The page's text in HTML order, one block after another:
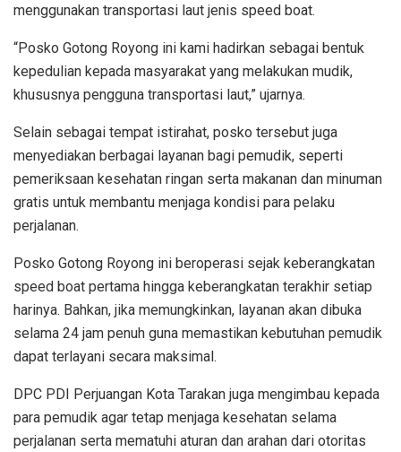
menggunakan transportasi laut jenis speed boat.
“Posko Gotong Royong ini kami hadirkan sebagai bentuk
kepedulian kepada masyarakat yang melakukan mudik,
khususnya pengguna transportasi laut,” ujarnya.
Selain sebagai tempat istirahat, posko tersebut juga
menyediakan berbagai layanan bagi pemudik, seperti
pemeriksaan kesehatan ringan serta makanan dan minuman
gratis untuk membantu menjaga kondisi para pelaku
perjalanan.
Posko Gotong Royong ini beroperasi sejak keberangkatan
speed boat pertama hingga keberangkatan terakhir setiap
harinya. Bahkan, jika memungkinkan, layanan akan dibuka
selama 24 jam penuh guna memastikan kebutuhan pemudik
dapat terlayani secara maksimal.
DPC PDI Perjuangan Kota Tarakan juga mengimbau kepada
para pemudik agar tetap menjaga kesehatan selama
perjalanan serta mematuhi aturan dan arahan dari otoritas